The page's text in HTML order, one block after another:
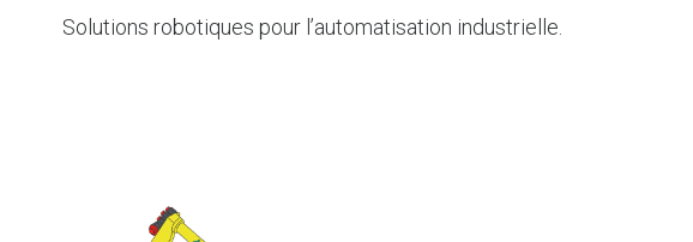
Solutions robotiques pour l’automatisation industrielle.